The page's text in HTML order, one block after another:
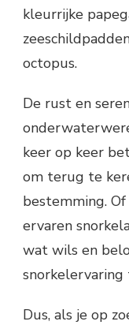
kleurrijke
octopus.
De rust en
keer op keer
om terug te
bestemming.
ervaren
wat wils en
snorkelervaring
Dus, als je op